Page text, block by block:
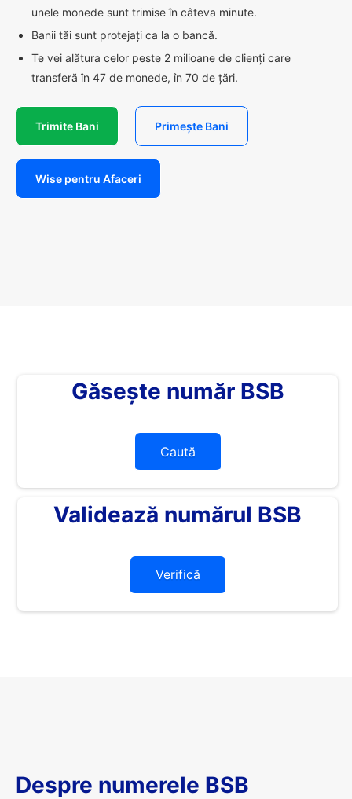
unele monede sunt trimise în câteva minute.
Banii tăi sunt protejați ca la o bancă.
Te vei alătura celor peste 2 milioane de clienți care
transferă în 47 de monede, în 70 de țări.
Trimite Bani Primește Bani
Wise pentru Afaceri
Găsește număr BSB
Caută
Validează numărul BSB
Verifică
Despre numerele BSB